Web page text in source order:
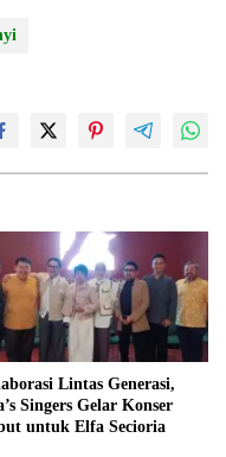
Lintas Generasi,
Singers Gelar Konser
untuk Elfa Secioria